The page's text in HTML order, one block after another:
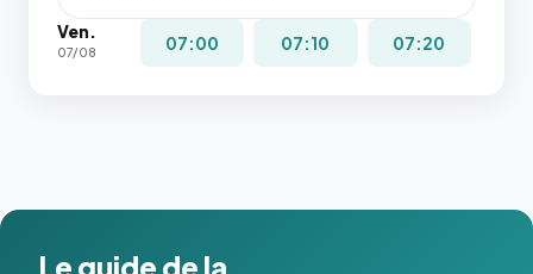
Ven.
07/08 07:00 07:10 07:20
Le guide de la